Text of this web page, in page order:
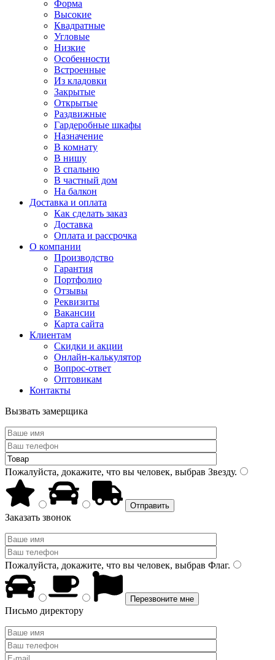
Форма
Высокие
Квадратные
Угловые
Низкие
Особенности
Встроенные
Из кладовки
Закрытые
Открытые
Раздвижные
Гардеробные шкафы
Назначение
В комнату
В нишу
В спальню
В частный дом
На балкон
Доставка и оплата
Как сделать заказ
Доставка
Оплата и рассрочка
О компании
Производство
Гарантия
Портфолио
Отзывы
Реквизиты
Вакансии
Карта сайта
Клиентам
Скидки и акции
Онлайн-калькулятор
Вопрос-ответ
Оптовикам
Контакты
Вызвать замерщика
Пожалуйста, докажите, что вы человек, выбрав Звезду.
Заказать звонок
Пожалуйста, докажите, что вы человек, выбрав Флаг.
Письмо директору